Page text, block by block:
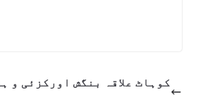
کوہاٹ علاقہ بنگش اورکزئی و